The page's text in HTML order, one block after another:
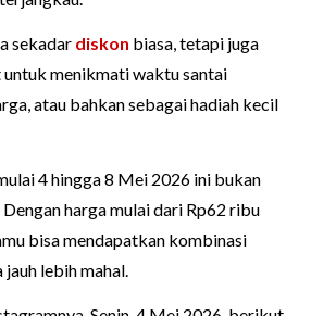
sekadar diskon biasa, tetapi juga
menikmati waktu santai
atau bahkan sebagai hadiah kecil
4 hingga 8 Mei 2026 ini bukan
harga mulai dari Rp62 ribu
bisa mendapatkan kombinasi
lebih mahal.